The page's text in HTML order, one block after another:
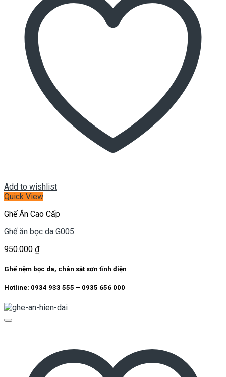
Add to wishlist
Quick View
Ghế Ăn Cao Cấp
Ghế ăn bọc da G005
950.000 ₫
Ghế nệm bọc da, chân sắt sơn tĩnh điện
Hotline: 0934 933 555 – 0935 656 000